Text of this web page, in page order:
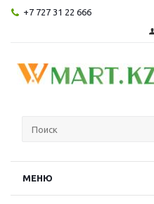
+7 727 31 22 666
МЕНЮ